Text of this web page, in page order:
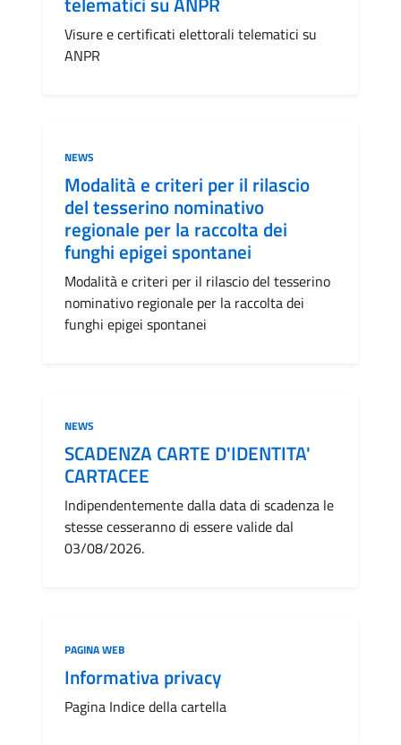
Visure e certificati elettorali telematici su
ANPR
Categoria:
NEWS
Modalità e criteri per il rilascio
del tesserino nominativo
regionale per la raccolta dei
funghi epigei spontanei
Modalità e criteri per il rilascio del tesserino
nominativo regionale per la raccolta dei
funghi epigei spontanei
Categoria:
NEWS
SCADENZA CARTE D'IDENTITA'
CARTACEE
Indipendentemente dalla data di scadenza le
stesse cesseranno di essere valide dal
03/08/2026.
Categoria:
PAGINA WEB
Informativa privacy
Pagina Indice della cartella